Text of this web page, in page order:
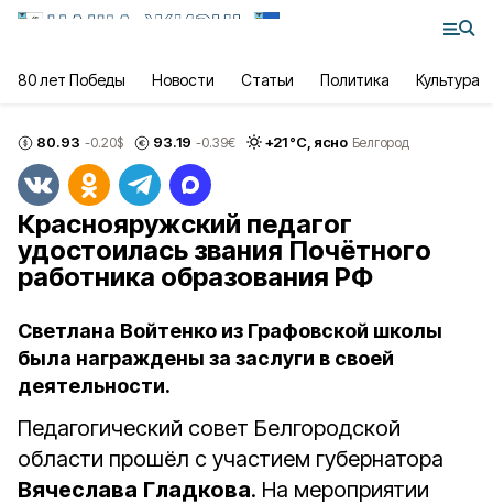
80 лет Победы Новости Статьи Политика Культура
80.93 -0.20$ 93.19 -0.39€ +21°С, ясно Белгород
Краснояружский педагог
удостоилась звания Почётного
работника образования РФ
Светлана Войтенко из Графовской школы
была награждены за заслуги в своей
деятельности.
Педагогический совет Белгородской
области прошёл с участием губернатора
Вячеслава Гладкова. На мероприятии